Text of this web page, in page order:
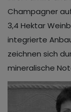
Champagner
3,4 Hektar
integrierte
zeichnen sich
mineralische